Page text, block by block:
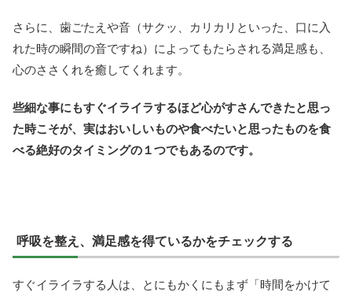
さらに、歯ごたえや音（サクッ、カリカリといった、口に入
れた時の瞬間の音ですね）によってもたらされる満足感も、
心のささくれを癒してくれます。
些細な事にもすぐイライラするほど心がすさんできたと思っ
た時こそが、実はおいしいものや食べたいと思ったものを食
べる絶好のタイミングの１つでもあるのです。
呼吸を整え、満足感を得ているかをチェックする
すぐイライラする人は、とにもかくにもまず「時間をかけて